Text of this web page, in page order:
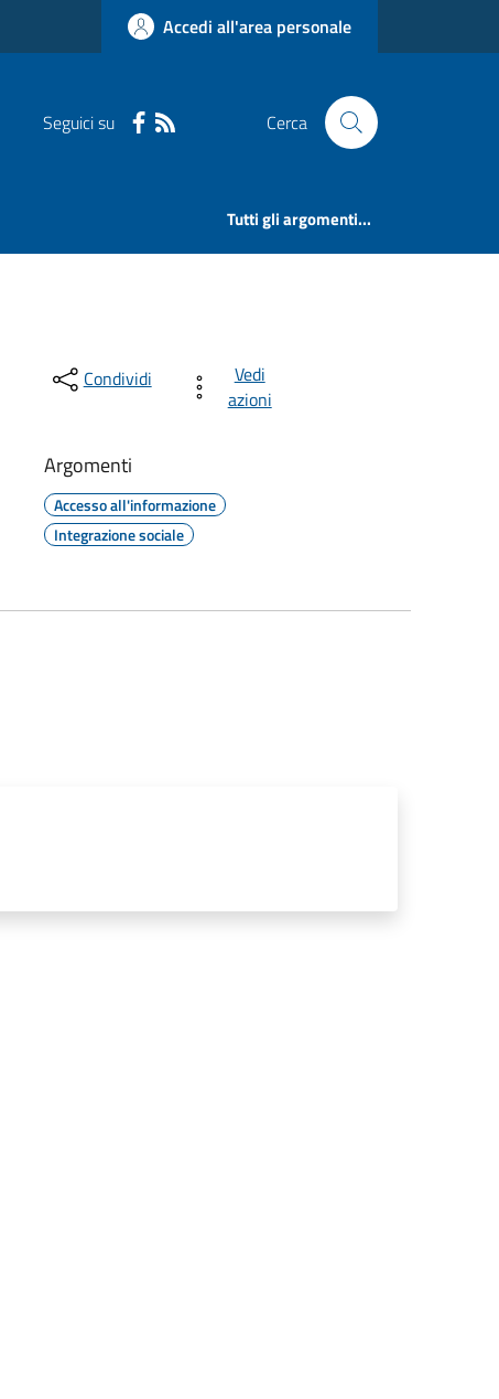
Accedi all'area personale
Seguici su Cerca
Tutti gli argomenti...
Condividi
Vedi
azioni
Argomenti
Accesso all'informazione
Integrazione sociale